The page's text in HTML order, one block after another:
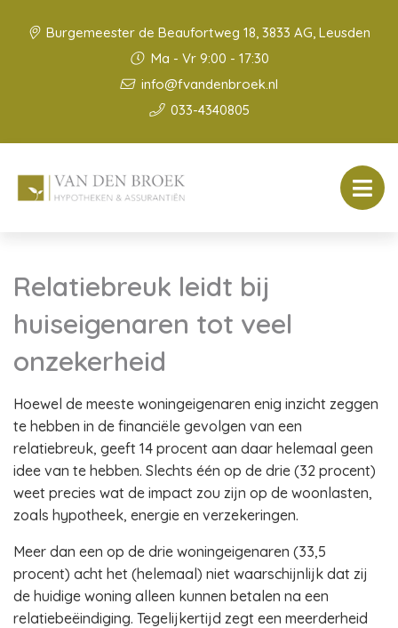
Burgemeester de Beaufortweg 18, 3833 AG, Leusden
Ma - Vr 9:00 - 17:30
info@fvandenbroek.nl
033-4340805
Relatiebreuk leidt bij
huiseigenaren tot veel
onzekerheid
Hoewel de meeste woningeigenaren enig inzicht zeggen
te hebben in de financiële gevolgen van een
relatiebreuk, geeft 14 procent aan daar helemaal geen
idee van te hebben. Slechts één op de drie (32 procent)
weet precies wat de impact zou zijn op de woonlasten,
zoals hypotheek, energie en verzekeringen.
Meer dan een op de drie woningeigenaren (33,5
procent) acht het (helemaal) niet waarschijnlijk dat zij
de huidige woning alleen kunnen betalen na een
relatiebeëindiging. Tegelijkertijd zegt een meerderheid